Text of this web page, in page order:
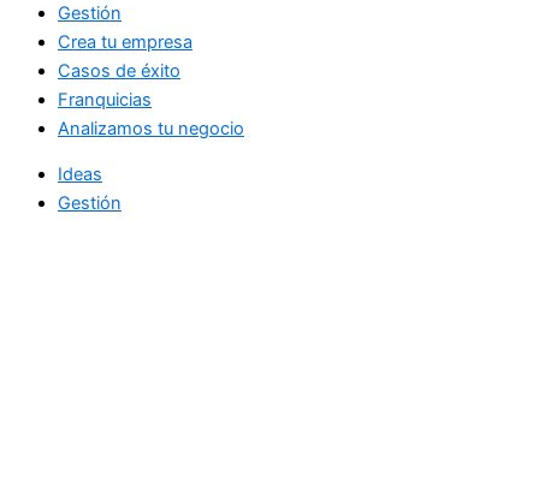
Gestión
Crea tu empresa
Casos de éxito
Franquicias
Analizamos tu negocio
Ideas
Gestión